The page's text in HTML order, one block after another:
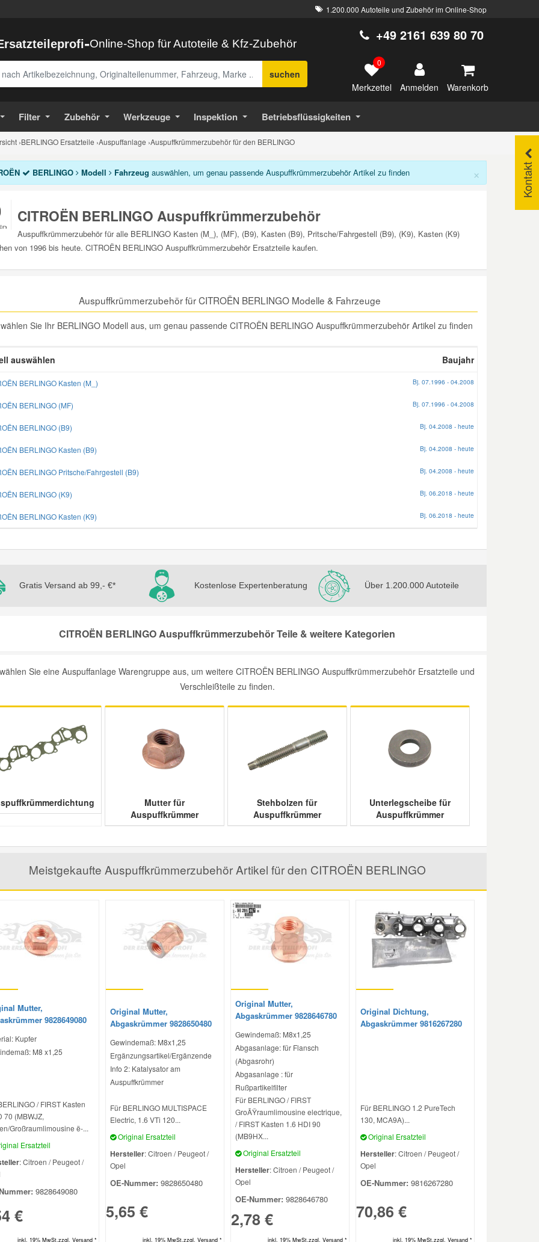
1.200.000 Autoteile und Zubehör im Online-Shop
-Online-Shop für Autoteile & Kfz-Zubehör
suchen
+49 2161 639 80 70
0
Merkzettel Anmelden Warenkorb
Filter Zubehör Werkzeuge Inspektion Betriebsflüssigkeiten
›BERLINGO Ersatzteile ›Auspuffanlage ›Auspuffkrümmerzubehör für den BERLINGO
Kontakt
×
BERLINGO Modell Fahrzeug auswählen, um genau passende Auspuffkrümmerzubehör Artikel zu finden
CITROËN BERLINGO Auspuffkrümmerzubehör
Auspuffkrümmerzubehör für alle BERLINGO Kasten (M_), (MF), (B9), Kasten (B9), Pritsche/Fahrgestell (B9), (K9), Kasten (K9)
von 1996 bis heute. CITROËN BERLINGO Auspuffkrümmerzubehör Ersatzteile kaufen.
Auspuffkrümmerzubehör für CITROËN BERLINGO Modelle & Fahrzeuge
Sie Ihr BERLINGO Modell aus, um genau passende CITROËN BERLINGO Auspuffkrümmerzubehör Artikel zu finden
auswählen Baujahr
BERLINGO Kasten (M_) Bj. 07.1996 - 04.2008
BERLINGO (MF) Bj. 07.1996 - 04.2008
BERLINGO (B9) Bj. 04.2008 - heute
BERLINGO Kasten (B9) Bj. 04.2008 - heute
BERLINGO Pritsche/Fahrgestell (B9) Bj. 04.2008 - heute
BERLINGO (K9) Bj. 06.2018 - heute
BERLINGO Kasten (K9) Bj. 06.2018 - heute
Gratis Versand ab 99,- €* Kostenlose Expertenberatung Über 1.200.000 Autoteile
CITROËN BERLINGO Auspuffkrümmerzubehör Teile & weitere Kategorien
Sie eine Auspuffanlage Warengruppe aus, um weitere CITROËN BERLINGO Auspuffkrümmerzubehör Ersatzteile und
Verschleißteile zu finden.
Mutter für
Auspuffkrümmer
Stehbolzen für
Auspuffkrümmer
Unterlegscheibe für
Auspuffkrümmer
Meistgekaufte Auspuffkrümmerzubehör Artikel für den CITROËN BERLINGO
Mutter,
9828649080
Kupfer
M8 x1,25
/ FIRST Kasten
70 (MBWJZ,
Großraumlimousine ë-...
Ersatzteil
: Citroen / Peugeot /
9828649080
€
inkl. 19% MwSt.zzgl. Versand *
Original Mutter,
Abgaskrümmer 9828650480
Gewindemaß: M8x1,25
Ergänzungsartikel/Ergänzende
Info 2: Katalysator am
Auspuffkrümmer
Für BERLINGO MULTISPACE
Electric, 1.6 VTi 120...
Original Ersatzteil
Hersteller: Citroen / Peugeot /
Opel
OE-Nummer: 9828650480
5,65 €
inkl. 19% MwSt.zzgl. Versand *
Original Mutter,
Abgaskrümmer 9828646780
Gewindemaß: M8x1,25
Abgasanlage: für Flansch
(Abgasrohr)
Abgasanlage : für
Rußpartikelfilter
Für BERLINGO / FIRST
GroÃŸraumlimousine electrique,
/ FIRST Kasten 1.6 HDI 90
(MB9HX...
Original Ersatzteil
Hersteller: Citroen / Peugeot /
Opel
OE-Nummer: 9828646780
2,78 €
inkl. 19% MwSt.zzgl. Versand *
Original Dichtung,
Abgaskrümmer 9816267280
Für BERLINGO 1.2 PureTech
130, MCA9A)...
Original Ersatzteil
Hersteller: Citroen / Peugeot /
Opel
OE-Nummer: 9816267280
70,86 €
inkl. 19% MwSt.zzgl. Versand *